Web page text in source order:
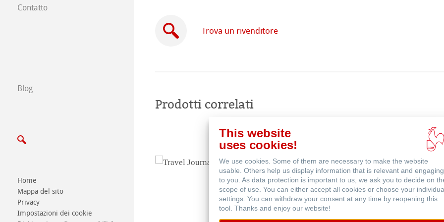
Contatto
Trova un rivenditore
Blog
Home
Mappa del sito
Privacy
Impostazioni dei cookie
Trova un rivenditore
Prodotti correlati
This website
uses cookies!
We use cookies. Some of them are necessary to make the website
usable. Others help us display information that is relevant and engaging
to you. As data protection is important to us, we ask you to decide on
scope of use. You can either accept all cookies or choose your
settings. You can withdraw your consent at any time by reopening this
tool. Thanks and enjoy our website!